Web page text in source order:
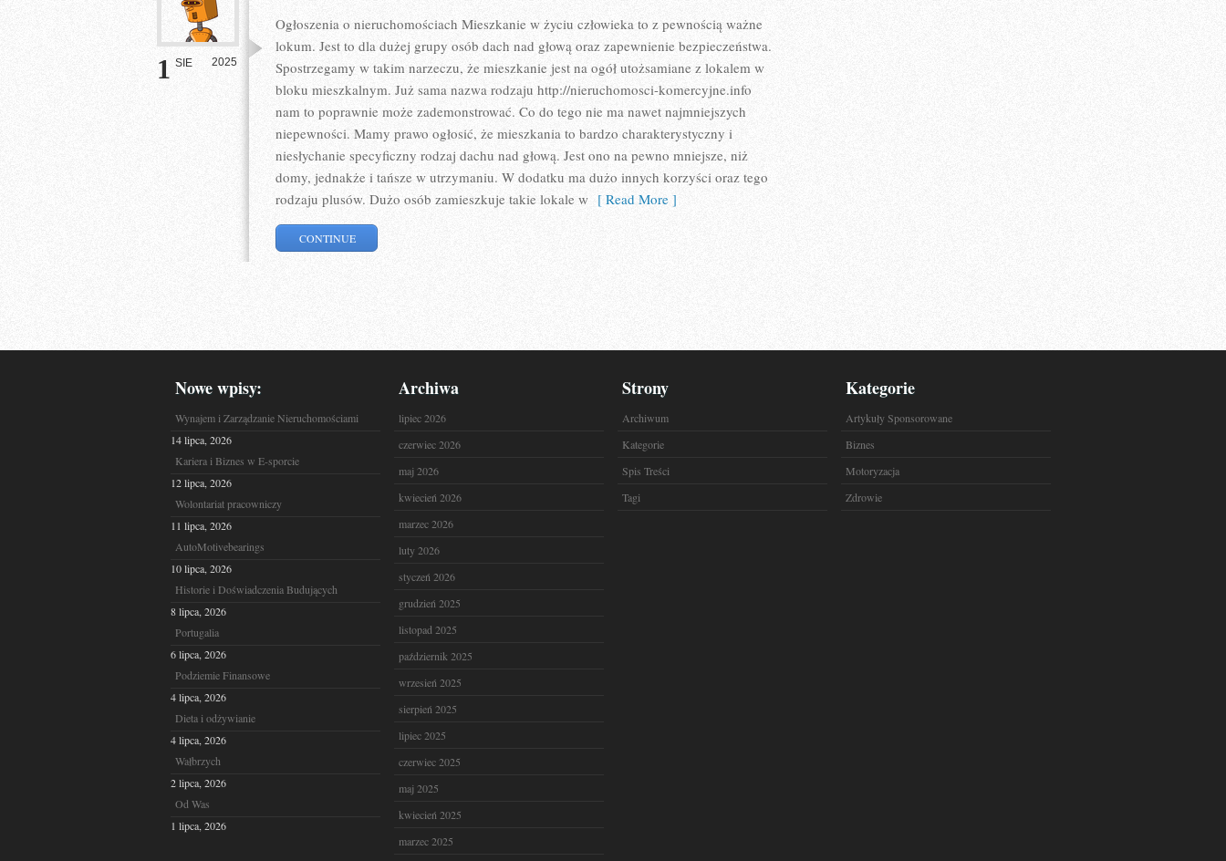
1 SIE 2025
Ogłoszenia o nieruchomościach Mieszkanie w życiu człowieka to z pewnością ważne
lokum. Jest to dla dużej grupy osób dach nad głową oraz zapewnienie bezpieczeństwa.
Spostrzegamy w takim narzeczu, że mieszkanie jest na ogół utożsamiane z lokalem w
bloku mieszkalnym. Już sama nazwa rodzaju http://nieruchomosci-komercyjne.info
nam to poprawnie może zademonstrować. Co do tego nie ma nawet najmniejszych
niepewności. Mamy prawo ogłosić, że mieszkania to bardzo charakterystyczny i
niesłychanie specyficzny rodzaj dachu nad głową. Jest ono na pewno mniejsze, niż
domy, jednakże i tańsze w utrzymaniu. W dodatku ma dużo innych korzyści oraz tego
rodzaju plusów. Dużo osób zamieszkuje takie lokale w [ Read More ]
CONTINUE
Nowe wpisy:
Wynajem i Zarządzanie Nieruchomościami
14 lipca, 2026
Kariera i Biznes w E-sporcie
12 lipca, 2026
Wolontariat pracowniczy
11 lipca, 2026
AutoMotivebearings
10 lipca, 2026
Historie i Doświadczenia Budujących
8 lipca, 2026
Portugalia
6 lipca, 2026
Podziemie Finansowe
4 lipca, 2026
Dieta i odżywianie
4 lipca, 2026
Wałbrzych
2 lipca, 2026
Od Was
1 lipca, 2026
Archiwa
lipiec 2026
czerwiec 2026
maj 2026
kwiecień 2026
marzec 2026
luty 2026
styczeń 2026
grudzień 2025
listopad 2025
październik 2025
wrzesień 2025
sierpień 2025
lipiec 2025
czerwiec 2025
maj 2025
kwiecień 2025
marzec 2025
Strony
Archiwum
Kategorie
Spis Treści
Tagi
Kategorie
Artykuły Sponsorowane
Biznes
Motoryzacja
Zdrowie